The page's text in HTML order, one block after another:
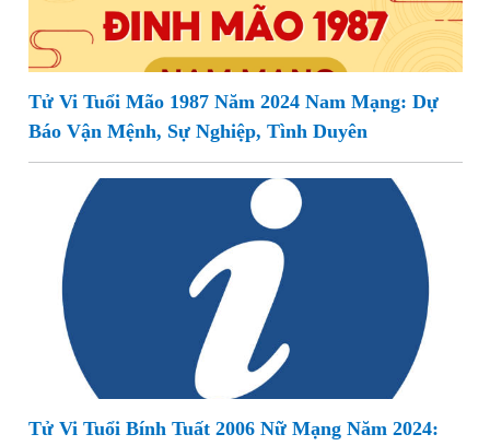
Tử Vi Tuổi Mão 1987 Năm 2024 Nam Mạng: Dự
Báo Vận Mệnh, Sự Nghiệp, Tình Duyên
Tử Vi Tuổi Bính Tuất 2006 Nữ Mạng Năm 2024: